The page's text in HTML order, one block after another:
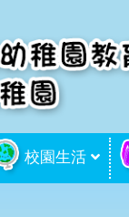
校園生活